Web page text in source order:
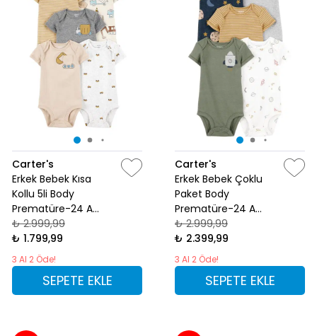
Carter's
Erkek Bebek Kısa
Kollu 5li Body
Prematüre-24 Ay
Desenli
₺ 2.999,99
₺ 1.799,99
3 Al 2 Öde!
SEPETE EKLE
Carter's
Erkek Bebek Çoklu
Paket Body
Prematüre-24 Ay
Çok Renkli
₺ 2.999,99
₺ 2.399,99
3 Al 2 Öde!
SEPETE EKLE